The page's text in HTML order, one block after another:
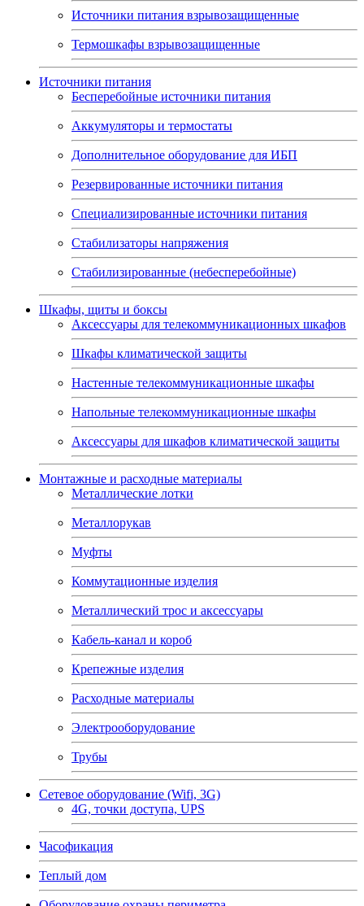
Источники питания взрывозащищенные
Термошкафы взрывозащищенные
Источники питания
Бесперебойные источники питания
Аккумуляторы и термостаты
Дополнительное оборудование для ИБП
Резервированные источники питания
Специализированные источники питания
Стабилизаторы напряжения
Стабилизированные (небесперебойные)
Шкафы, щиты и боксы
Аксессуары для телекоммуникационных шкафов
Шкафы климатической защиты
Настенные телекоммуникационные шкафы
Напольные телекоммуникационные шкафы
Аксессуары для шкафов климатической защиты
Монтажные и расходные материалы
Металлические лотки
Металлорукав
Муфты
Коммутационные изделия
Металлический трос и аксессуары
Кабель-канал и короб
Крепежные изделия
Расходные материалы
Электрооборудование
Трубы
Сетевое оборудование (Wifi, 3G)
4G, точки доступа, UPS
Часофикация
Теплый дом